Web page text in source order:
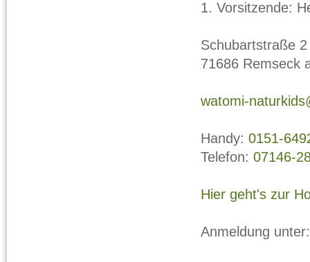
1. Vorsitzende:
Schubartstraße 2
71686 Remseck
watomi-
Handy: 0151-
Telefon: 07146-
Hier geht's zur
Anmeldung